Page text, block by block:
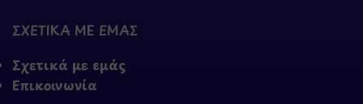
ΣΧΕΤΙΚΑ ΜΕ ΕΜΑΣ
Σχετικά με εμάς
Επικοινωνία